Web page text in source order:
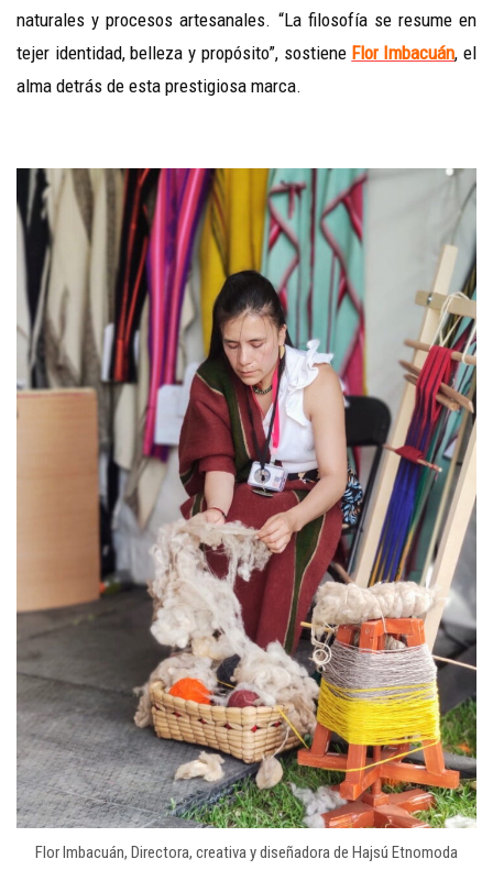
naturales y procesos artesanales. “La filosofía se resume en
tejer identidad, belleza y propósito”, sostiene Flor Imbacuán, el
alma detrás de esta prestigiosa marca.
Flor Imbacuán, Directora, creativa y diseñadora de Hajsú Etnomoda